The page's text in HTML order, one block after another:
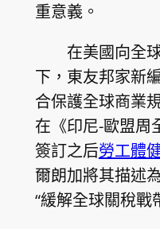
重意義。
在美國向全
下，東友邦家新
合保護全球商業
在《印尼-歐盟周
簽訂之后勞工體
爾朗加將其描述
“緩解全球關稅戰